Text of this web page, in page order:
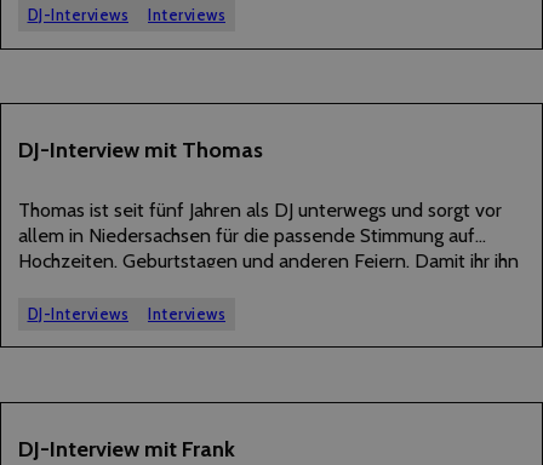
sorgt sie für gute Stimmung…
DJ-Interviews Interviews
10
DJ-Interview mit Thomas
Thomas ist seit fünf Jahren als DJ unterwegs und sorgt vor
allem in Niedersachsen für die passende Stimmung auf
Hochzeiten, Geburtstagen und anderen Feiern. Damit ihr ihn
uns ein paar Fragen…
DJ-Interviews Interviews
02
DJ-Interview mit Frank